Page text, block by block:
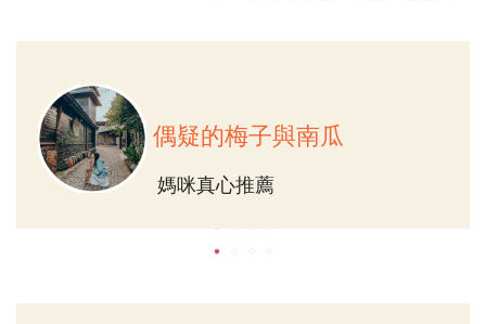
偶疑的梅子與南瓜
媽咪真心推薦